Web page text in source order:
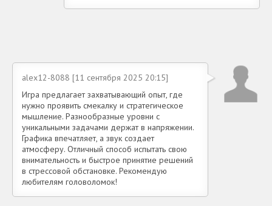
alex12-8088 [11 сентября 2025 20:15]
Игра предлагает захватывающий опыт, где
нужно проявить смекалку и стратегическое
мышление. Разнообразные уровни с
уникальными задачами держат в напряжении.
Графика впечатляет, а звук создает
атмосферу. Отличный способ испытать свою
внимательность и быстрое принятие решений
в стрессовой обстановке. Рекомендую
любителям головоломок!